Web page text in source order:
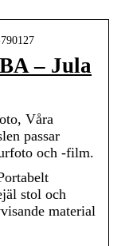
– Jula
Våra
passar
och -film.
stol och
material